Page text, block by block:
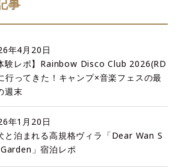
事
年4月20日
験レポ】Rainbow Disco Club 2026(RD
行ってきた！キャンプ×音楽フェスの最
週末
年1月20日
と泊まれる高規格ヴィラ「Dear Wan S
」宿泊レポ